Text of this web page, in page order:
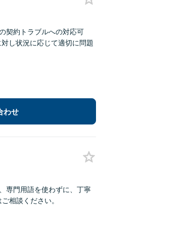
わせ
専門用語を使わずに、丁寧
相談ください。